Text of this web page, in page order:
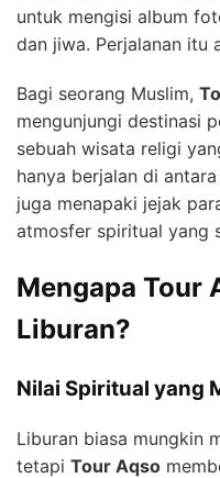
untuk mengisi album
dan jiwa. Perjalanan itu
Bagi seorang Muslim,
mengunjungi destinasi
sebuah wisata religi
hanya berjalan di
juga menapaki jejak
atmosfer spiritual yang
Mengapa Tour
Liburan?
Nilai Spiritual yang
Liburan biasa mungkin
tetapi Tour Aqso